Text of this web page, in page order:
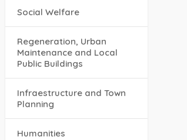
Social Welfare
Regeneration, Urban
Maintenance and Local
Public Buildings
Infraestructure and Town
Planning
Humanities